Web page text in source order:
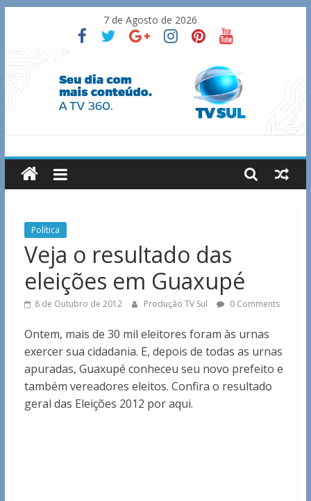
content
7 de Agosto de 2026
TV
Sul
Notícias
de
Guaxupé
região.
Política
Veja o resultado das
eleições em Guaxupé
8 de Outubro de 2012 Produção TV Sul 0 Comments
Ontem, mais de 30 mil eleitores foram às urnas
exercer sua cidadania. E, depois de todas as urnas
apuradas, Guaxupé conheceu seu novo prefeito e
também vereadores eleitos. Confira o resultado
geral das Eleições 2012 por aqui.